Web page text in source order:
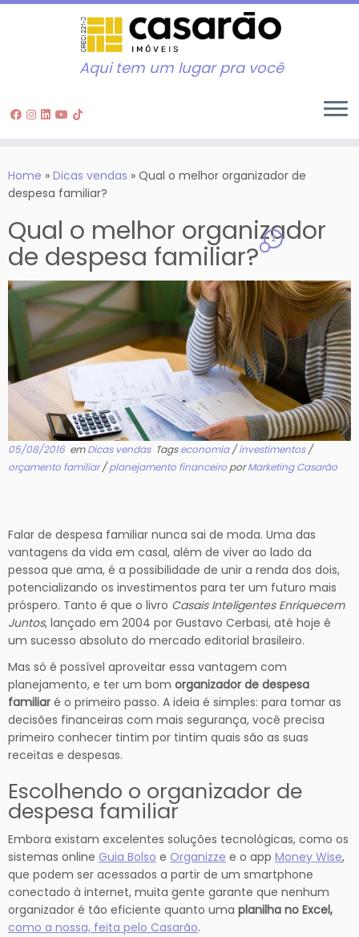
to
content
Aqui tem um lugar pra você
Home » Dicas vendas » Qual o melhor organizador de
despesa familiar?
Qual o melhor organizador
de despesa familiar?
2
05/08/2016 emDicas vendas Tagseconomia/investimentos/
orçamento familiar/planejamento financeiro porMarketing Casarão
Falar de despesa familiar nunca sai de moda. Uma das
vantagens da vida em casal, além de viver ao lado da
pessoa que ama, é a possibilidade de unir a renda dos dois,
potencializando os investimentos para ter um futuro mais
próspero. Tanto é que o livro Casais Inteligentes Enriquecem
Juntos, lançado em 2004 por Gustavo Cerbasi, até hoje é
um sucesso absoluto do mercado editorial brasileiro.
Mas só é possível aproveitar essa vantagem com
planejamento, e ter um bom organizador de despesa
familiar é o primeiro passo. A ideia é simples: para tomar as
decisões financeiras com mais segurança, você precisa
primeiro conhecer tintim por tintim quais são as suas
receitas e despesas.
Escolhendo o organizador de
despesa familiar
Embora existam excelentes soluções tecnológicas, como os
sistemas online Guia Bolso e Organizze e o app Money Wise,
que podem ser acessados a partir de um smartphone
conectado à internet, muita gente garante que nenhum
organizador é tão eficiente quanto uma planilha no Excel,
como a nossa, feita pelo Casarão.